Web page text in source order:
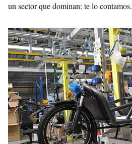
un sector que dominan: te lo contamos.